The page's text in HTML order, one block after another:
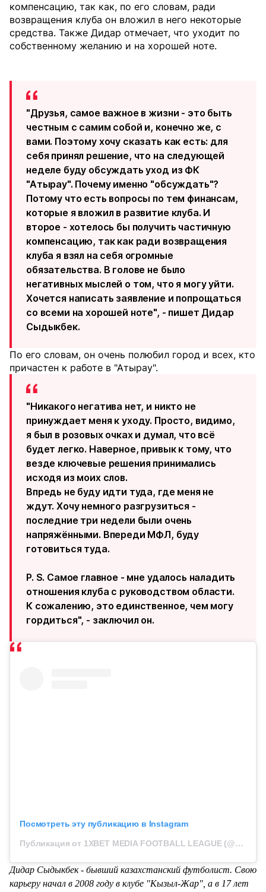
компенсацию, так как, по его словам, ради
возвращения клуба он вложил в него некоторые
средства. Также Дидар отмечает, что уходит по
собственному желанию и на хорошей ноте.
"Друзья, самое важное в жизни - это быть
честным с самим собой и, конечно же, с
вами. Поэтому хочу сказать как есть: для
себя принял решение, что на следующей
неделе буду обсуждать уход из ФК
"Атырау". Почему именно "обсуждать"?
Потому что есть вопросы по тем финансам,
которые я вложил в развитие клуба. И
второе - хотелось бы получить частичную
компенсацию, так как ради возвращения
клуба я взял на себя огромные
обязательства. В голове не было
негативных мыслей о том, что я могу уйти.
Хочется написать заявление и попрощаться
со всеми на хорошей ноте", - пишет Дидар
Сыдыкбек.
По его словам, он очень полюбил город и всех, кто
причастен к работе в "Атырау".
"Никакого негатива нет, и никто не
принуждает меня к уходу. Просто, видимо,
я был в розовых очках и думал, что всё
будет легко. Наверное, привык к тому, что
везде ключевые решения принимались
исходя из моих слов.
Впредь не буду идти туда, где меня не
ждут. Хочу немного разгрузиться -
последние три недели были очень
напряжёнными. Впереди МФЛ, буду
готовиться туда.
P. S. Самое главное - мне удалось наладить
отношения клуба с руководством области.
К сожалению, это единственное, чем могу
гордиться", - заключил он.
Посмотреть эту публикацию в Instagram
Публикация от 1XBET MEDIA FOOTBALL LEAGUE (@1x.media.football.league)
Дидар Сыдыкбек - бывший казахстанский футболист. Свою
карьеру начал в 2008 году в клубе "Кызыл-Жар", а в 17 лет